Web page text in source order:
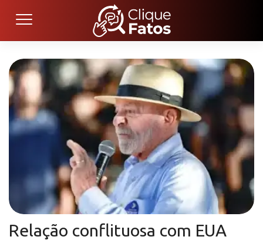
Relação conflituosa com EUA